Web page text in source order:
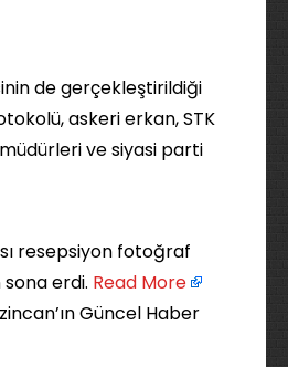
de gerçekleştirildiği
askeri erkan, STK
ve siyasi parti
resepsiyon fotoğraf
erdi. Read More
Güncel Haber